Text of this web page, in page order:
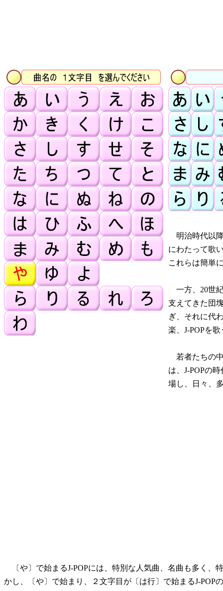
明治時代以
にわたって歌
これらは簡単
一方、20世
支えてきた団
ぎ、それに代
楽、J-POPを
若者たちの
は、J-POPの
場し、日々、
〔や〕で始まるJ-POPには、特別な人気曲、名曲も多く、
かし、〔や〕で始まり、２文字目が〔は行〕で始まるJ-POP